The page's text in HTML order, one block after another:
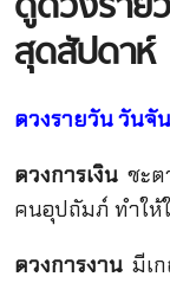
สุดสัปดาห์
ดวงรายวันวันจั
ดวงการเงิน ชะต
คนอุปถัมภ์ ทำให้
ดวงการงานมีเก